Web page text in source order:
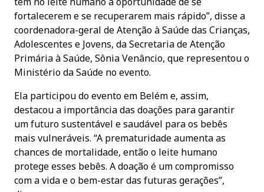
fortalecerem e se recuperarem mais rápido”, disse a
coordenadora-geral de Atenção à Saúde das Crianças,
Adolescentes e Jovens, da Secretaria de Atenção
Primária à Saúde, Sônia Venâncio, que representou o
Ministério da Saúde no evento.
Ela participou do evento em Belém e, assim,
destacou a importância das doações para garantir
um futuro sustentável e saudável para os bebês
mais vulneráveis. “A prematuridade aumenta as
chances de mortalidade, então o leite humano
protege esses bebês. A doação é um compromisso
com a vida e o bem-estar das futuras gerações”,